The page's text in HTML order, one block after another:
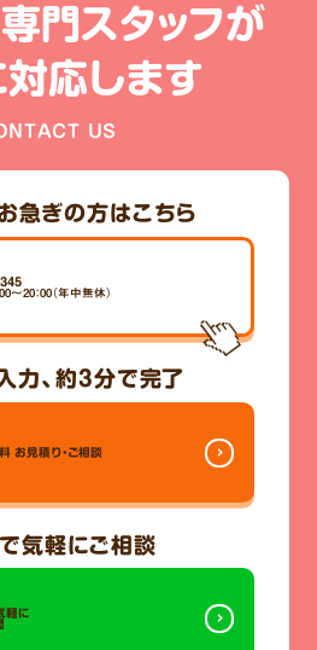
専門スタッフが
応します
US
急ぎの方はこちら
～20：00（年中無休）
力、 約3分で完了
お見積り・ご相談
で気軽にご相談
軽に